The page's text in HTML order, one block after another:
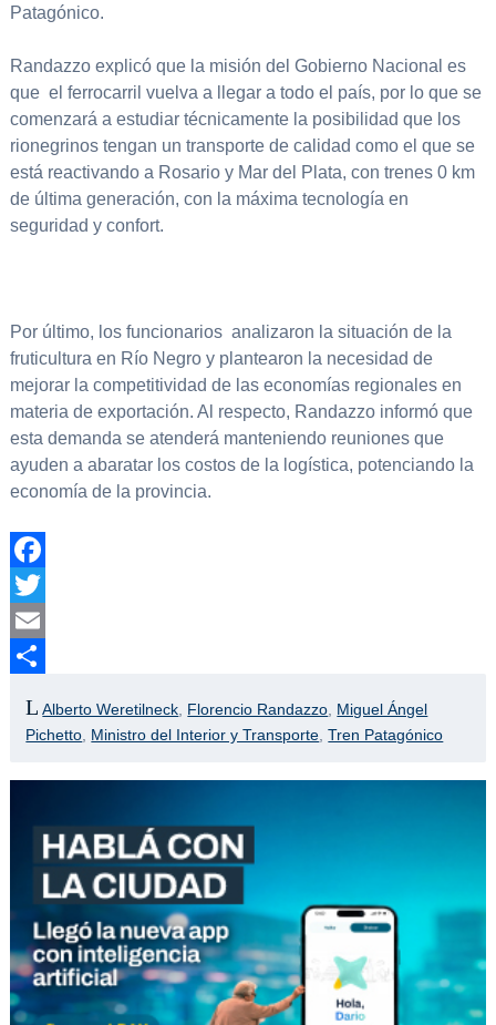
Patagónico.
Randazzo explicó que la misión del Gobierno Nacional es
que el ferrocarril vuelva a llegar a todo el país, por lo que se
comenzará a estudiar técnicamente la posibilidad que los
rionegrinos tengan un transporte de calidad como el que se
está reactivando a Rosario y Mar del Plata, con trenes 0 km
de última generación, con la máxima tecnología en
seguridad y confort.
Por último, los funcionarios analizaron la situación de la
fruticultura en Río Negro y plantearon la necesidad de
mejorar la competitividad de las economías regionales en
materia de exportación. Al respecto, Randazzo informó que
esta demanda se atenderá manteniendo reuniones que
ayuden a abaratar los costos de la logística, potenciando la
economía de la provincia.
Facebook
Twitter
Email
Alberto Weretilneck Florencio Randazzo Miguel Ángel
Pichetto Ministro del Interior y Transporte ,Tren Patagónico